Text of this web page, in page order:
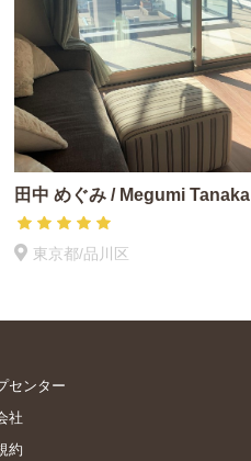
田中 めぐみ / Megumi Tanaka
東京都/品川区
センター
社
約